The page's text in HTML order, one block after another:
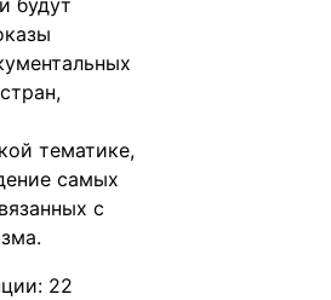
будут
тематике,
самых
с
22